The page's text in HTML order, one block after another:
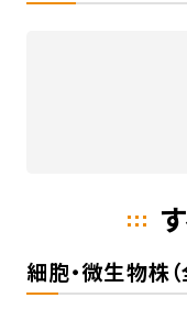
細胞・微生物株（